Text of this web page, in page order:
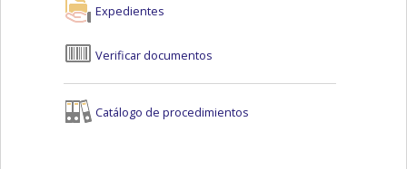
Expedientes
Verificar documentos
Catálogo de procedimientos